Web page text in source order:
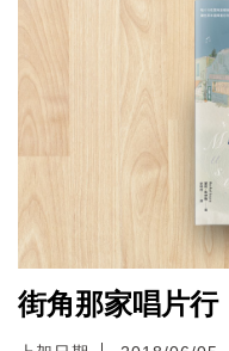
街角那家唱片行